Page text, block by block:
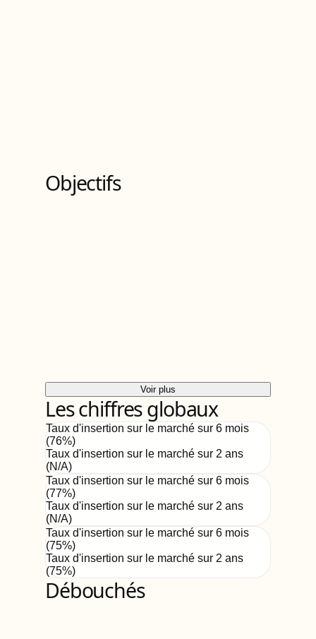
Objectifs
Voir plus
Les chiffres globaux
Taux d'insertion sur le marché sur 6 mois
(76%)
Taux d'insertion sur le marché sur 2 ans
(N/A)
Taux d'insertion sur le marché sur 6 mois
(77%)
Taux d'insertion sur le marché sur 2 ans
(N/A)
Taux d'insertion sur le marché sur 6 mois
(75%)
Taux d'insertion sur le marché sur 2 ans
(75%)
Débouchés